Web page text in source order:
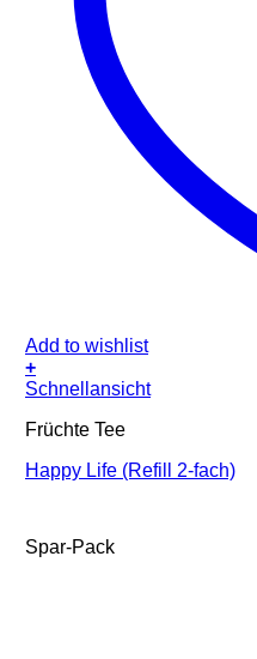
Add to wishlist
+
Schnellansicht
Früchte Tee
Happy Life (Refill 2-fach)
Spar-Pack